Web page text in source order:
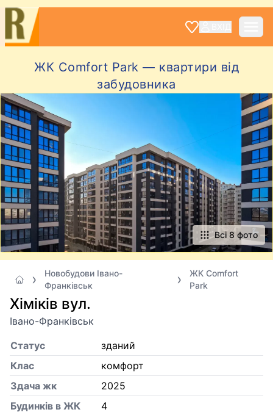
ЖК Comfort Park — квартири від
забудовника
Всі 8 фото
Новобудови Івано-
Франківськ
ЖК Comfort
Park
Хіміків вул.
Івано-Франківськ
Статус
зданий
Клас
комфорт
Здача жк
2025
Будинків в ЖК
4